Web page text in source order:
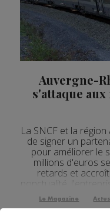
03.08.2026 Actualités
03.08.2026 Actualités
03.08.2026 Actualités
03.08.2026 Actualités
03.08.2026 Actualités
31.07.2026 Actualités
31.07.2026 Actualités
Auvergne-
s'attaque
La SNCF et la
de signer un
pour améliorer le
millions d'euros
retards et
ponctualité,
les retards de 40%
50% d'ici à
Le Magazine Actus